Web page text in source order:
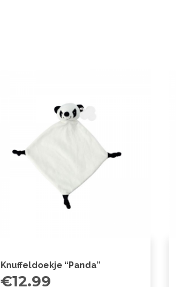
Knuffeldoekje “Panda”
€12.99